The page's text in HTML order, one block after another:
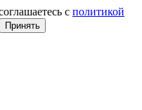
с политикой
Принять